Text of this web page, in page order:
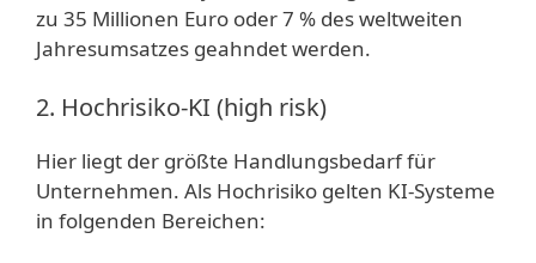
zu 35 Millionen Euro oder 7 % des weltweiten
Jahresumsatzes geahndet werden.
2. Hochrisiko-KI (high risk)
Hier liegt der größte Handlungsbedarf für
Unternehmen. Als Hochrisiko gelten KI-Systeme
in folgenden Bereichen: